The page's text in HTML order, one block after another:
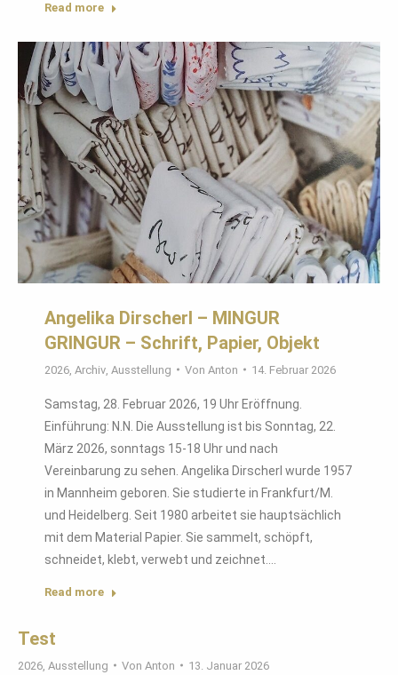
Read more
Angelika Dirscherl – MINGUR
GRINGUR – Schrift, Papier, Objekt
2026 Archiv Ausstellung Von Anton 14. Februar 2026
Samstag, 28. Februar 2026, 19 Uhr Eröffnung.
Einführung: N.N. Die Ausstellung ist bis Sonntag, 22.
März 2026, sonntags 15-18 Uhr und nach
Vereinbarung zu sehen. Angelika Dirscherl wurde 1957
in Mannheim geboren. Sie studierte in Frankfurt/M.
und Heidelberg. Seit 1980 arbeitet sie hauptsächlich
mit dem Material Papier. Sie sammelt, schöpft,
schneidet, klebt, verwebt und zeichnet.…
Read more
Test
2026 Ausstellung Von Anton 13. Januar 2026